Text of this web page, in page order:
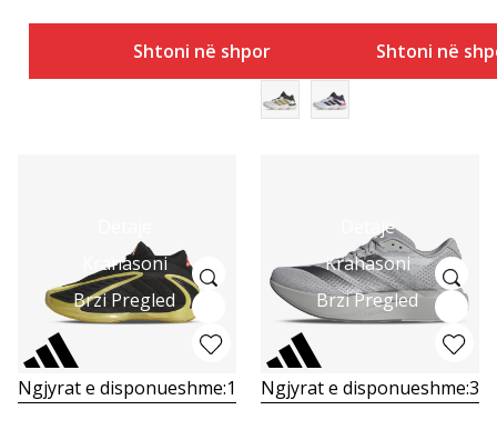
Shtoni në shportë Shtoni në
Krahasoni
Brzi Pregled
Ngjyrat e disponueshme:1
Detaje
Krahasoni
Brzi Pregled
Ngjyrat e disponueshme:3